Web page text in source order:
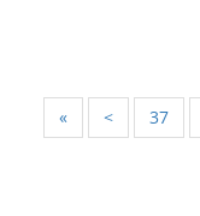
« < 37